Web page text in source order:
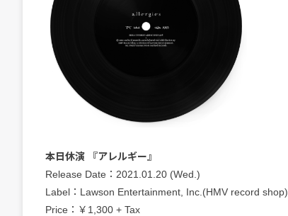
本日休演 『アレルギー』
Release Date：2021.01.20 (Wed.)
Label：Lawson Entertainment, Inc.(HMV record shop)
Price：￥1,300 + Tax